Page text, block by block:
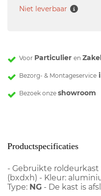
Niet leverbaar
Voor Particulier en
Bezorg- & Montageservice
Bezoek onze showroom
Productspecificaties
- Gebruikte roldeurkast
(bxdxh) - Kleur:
Type: NG - De kast is